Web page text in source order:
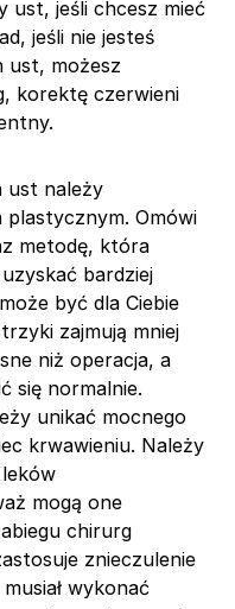
ust, jeśli chcesz mieć
jeśli nie jesteś
ust, możesz
korektę czerwieni
ust należy
Omówi
metodę, która
bardziej
być dla Ciebie
zajmują mniej
niż operacja, a
się normalnie.
unikać mocnego
krwawieniu. Należy
mogą one
chirurg
znieczulenie
wykonać